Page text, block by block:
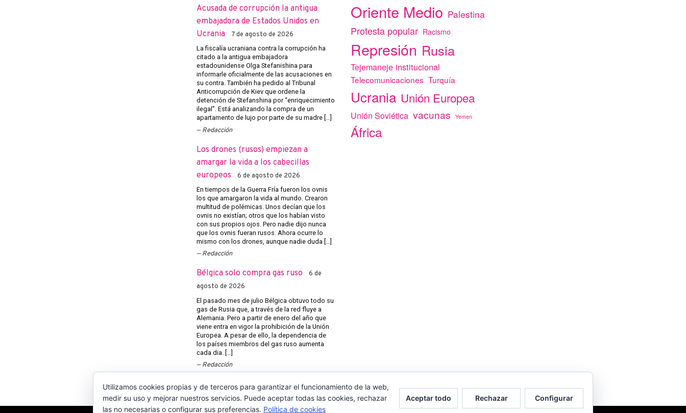
Acusada de corrupción la antigua
embajadora de Estados Unidos en
Ucrania
7 de agosto de 2026
La fiscalía ucraniana contra la corrupción ha
citado a la antigua embajadora
estadounidense Olga Stefanishina para
informarle oficialmente de las acusaciones en
su contra. También ha pedido al Tribunal
Anticorrupción de Kiev que ordene la
detención de Stefanshina por “enriquecimiento
ilegal”. Está analizando la compra de un
apartamento de lujo por parte de su madre […]
Redacción
Los drones (rusos) empiezan a
amargar la vida a los cabecillas
europeos
6 de agosto de 2026
En tiempos de la Guerra Fría fueron los ovnis
los que amargaron la vida al mundo. Crearon
multitud de polémicas. Unos decían que los
ovnis no existían; otros que los habían visto
con sus propios ojos. Pero nadie dijo nunca
que los ovnis fueran rusos. Ahora ocurre lo
mismo con los drones, aunque nadie duda […]
Redacción
Bélgica solo compra gas ruso
6 de
agosto de 2026
El pasado mes de julio Bélgica obtuvo todo su
gas de Rusia que, a través de la red fluye a
Alemania. Pero a partir de enero del año que
viene entra en vigor la prohibición de la Unión
Europea. A pesar de ello, la dependencia de
los países miembros del gas ruso aumenta
cada dia. […]
Redacción
Oriente Medio Palestina
Protesta popular Racismo
Represión Rusia
Tejemaneje institucional
Telecomunicaciones Turquía
Ucrania Unión Europea
Unión Soviética vacunas Yemen
África
Utilizamos cookies propias y de terceros para garantizar el funcionamiento de la web,
medir su uso y mejorar nuestros servicios. Puede aceptar todas las cookies, rechazar
las no necesarias o configurar sus preferencias. Política de cookies
Aceptar todo Rechazar Configurar